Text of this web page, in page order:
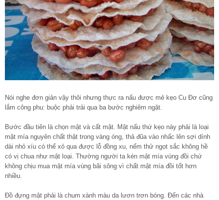
Nói nghe đơn giản vậy thôi nhưng thực ra nấu được mẻ kẹo Cu Đơ cũng
lắm công phu: buộc phải trải qua ba bước nghiêm ngặt.
Bước đầu tiên là chọn mật và cất mật. Mật nấu thứ kẹo này phải là loại
mật mía nguyên chất thật trong vàng óng, thả đũa vào nhấc lên sợi dính
dài nhỏ xíu có thể xỏ qua được lỗ đồng xu, nếm thử ngọt sắc không hề
có vị chua như mật loại. Thường người ta kén mật mía vùng đồi chứ
không chịu mua mật mía vùng bãi sông vì chất mật mía đồi tốt hơn
nhiều.
Đồ đựng mật phải là chum xành màu da lươn trơn bóng. Đến các nhà